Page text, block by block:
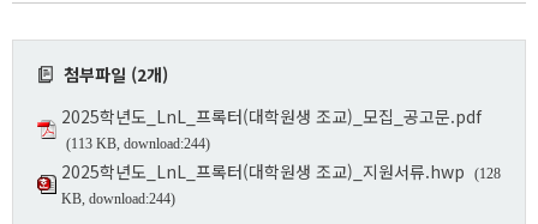
첨부파일 (2개)
2025학년도_LnL_프록터(대학원생 조교)_모집_공고문.pdf
(113 KB, download:244)
2025학년도_LnL_프록터(대학원생 조교)_지원서류.hwp
(128
KB, download:244)